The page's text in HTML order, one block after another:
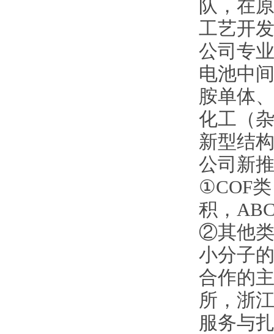
队，在
工艺开
公司专
电池中
胺单体
化工（
新型结
公司新
①COF
积，
②其他类
小分子
合作的
所，浙
服务与